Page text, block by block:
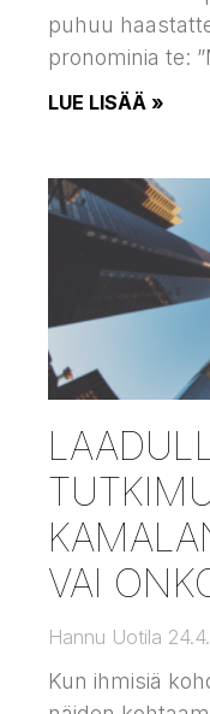
puhuu
pronominia te:
LUE LISÄÄ »
VAI
Hannu Uotila
Kun ihmisiä